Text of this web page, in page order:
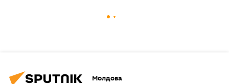
Молдова